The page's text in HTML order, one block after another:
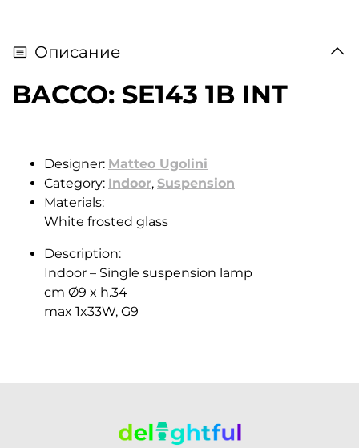
Описание
BACCO: SE143 1B INT
Designer: Matteo Ugolini
Category: Indoor, Suspension
Materials:
White frosted glass
Description:
Indoor – Single suspension lamp
cm Ø9 x h.34
max 1x33W, G9